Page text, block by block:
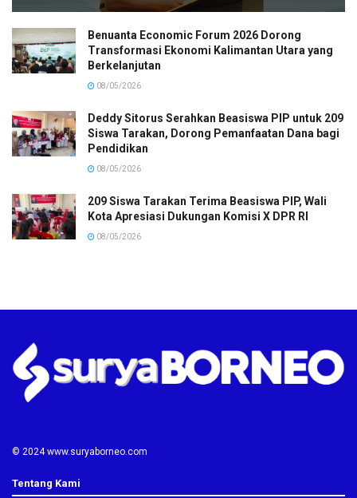
Benuanta Economic Forum 2026 Dorong
Transformasi Ekonomi Kalimantan Utara yang
Berkelanjutan
08/05/2026
Deddy Sitorus Serahkan Beasiswa PIP untuk 209
Siswa Tarakan, Dorong Pemanfaatan Dana bagi
Pendidikan
08/05/2026
209 Siswa Tarakan Terima Beasiswa PIP, Wali
Kota Apresiasi Dukungan Komisi X DPR RI
08/05/2026
© 2024 www.suryaborneo.com
Tentang Kami